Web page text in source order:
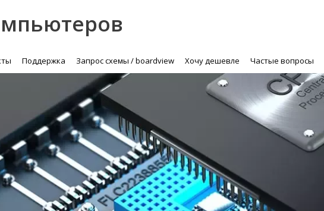
Поддержка Запрос схемы / boardview Хочу дешевле Частые вопросы